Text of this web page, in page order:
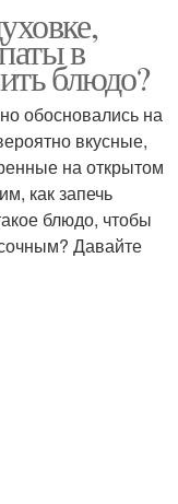
в
блюдо?
обосновались на
вкусные,
на открытом
как запечь
блюдо, чтобы
Давайте